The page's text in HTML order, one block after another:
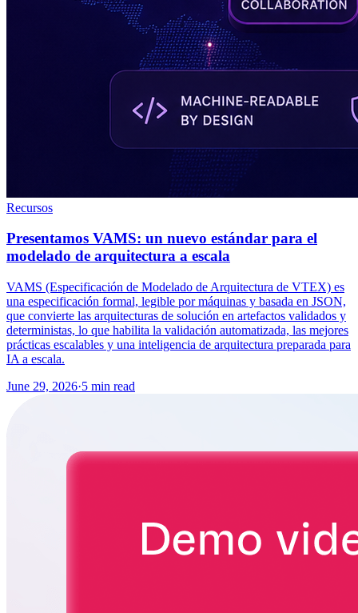
Recursos
Presentamos VAMS: un nuevo estándar para el
modelado de arquitectura a escala
VAMS (Especificación de Modelado de Arquitectura de VTEX) es
una especificación formal, legible por máquinas y basada en JSON,
que convierte las arquitecturas de solución en artefactos validados y
deterministas, lo que habilita la validación automatizada, las mejores
prácticas escalables y una inteligencia de arquitectura preparada para
IA a escala.
June 29, 2026·5 min read